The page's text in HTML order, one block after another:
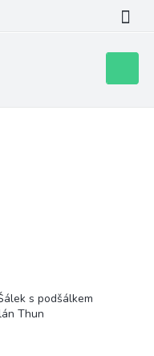
košík
s podšálkem
Thun